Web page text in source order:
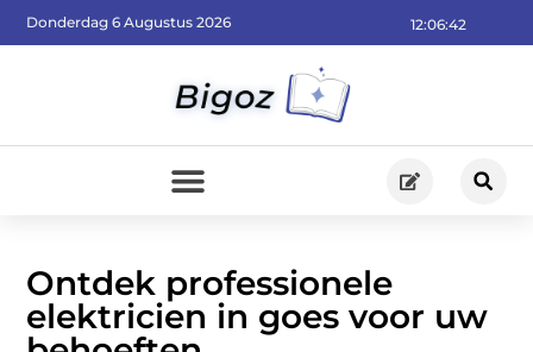
12:06:43
Donderdag 6 Augustus 2026
Ontdek professionele
elektricien in goes voor uw